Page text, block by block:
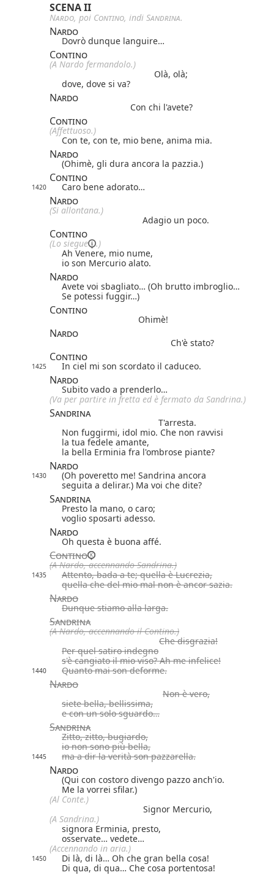
SCENA II
Nardo, poi Contino, indi Sandrina.
Nardo
Dovrò dunque languire…
Contino
(A Nardo fermandolo.)
Olà, olà;
dove, dove si va?
Nardo
Con chi l'avete?
Contino
(Affettuoso.)
Con te, con te, mio bene, anima mia.
Nardo
(Ohimè, gli dura ancora la pazzia.)
Contino
1420 Caro bene adorato…
Nardo
(Si allontana.)
Adagio un poco.
Contino
(Lo siegue
.)
Ah Venere, mio nume,
io son Mercurio alato.
Nardo
Avete voi sbagliato… (Oh brutto imbroglio…
Se potessi fuggir…)
Contino
Ohimè!
Nardo
Ch'è stato?
Contino
1425 In ciel mi son scordato il caduceo.
Nardo
Subito vado a prenderlo…
(Va per partire in fretta ed è fermato da Sandrina.)
Sandrina
T'arresta.
Non fuggirmi, idol mio. Che non ravvisi
la tua fedele amante,
la bella Erminia fra l'ombrose piante?
Nardo
1430
(Oh poveretto me! Sandrina ancora
seguita a delirar.) Ma voi che dite?
Sandrina
Presto la mano, o caro;
voglio sposarti adesso.
Nardo
Oh questa è buona affé.
Contino
(A Nardo, accennando Sandrina.)
1435
Attento, bada a te; quella è Lucrezia,
quella che del mio mal non è ancor sazia.
Nardo
Dunque stiamo alla larga.
Sandrina
(A Nardo, accennando il Contino.)
Che disgrazia!
Per quel satiro indegno
s'è cangiato il mio viso? Ah me infelice!
1440 Quanto mai son deforme.
Nardo
Non è vero,
siete bella, bellissima,
e con un solo sguardo…
Sandrina
Zitto, zitto, bugiardo,
io non sono più bella,
1445 ma a dir la verità son pazzarella.
Nardo
(Qui con costoro divengo pazzo anch'io.
Me la vorrei sfilar.)
(Al Conte.)
Signor Mercurio,
(A Sandrina.)
signora Erminia, presto,
osservate… vedete…
(Accennando in aria.)
1450
Di là, di là… Oh che gran bella cosa!
Di qua, di qua… Che cosa portentosa!